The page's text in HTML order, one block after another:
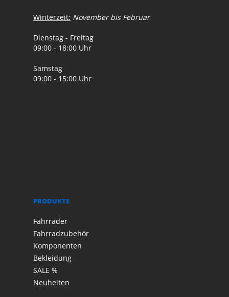
Winterzeit: November bis Februar
Dienstag - Freitag
09:00 - 18:00 Uhr
Samstag
09:00 - 15:00 Uhr
PRODUKTE
Fahrräder
Fahrradzubehör
Komponenten
Bekleidung
SALE %
Neuheiten